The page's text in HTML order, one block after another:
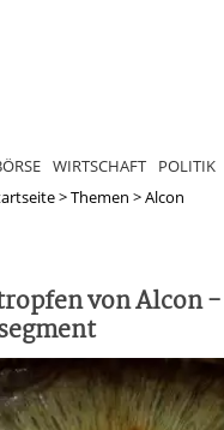
WIRTSCHAFT POLITIK
>Themen >Alcon
von Alcon